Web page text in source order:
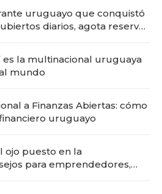
uruguayo que conquistó
diarios, agota reservas
es la multinacional uruguaya
mundo
a Finanzas Abiertas: cómo
uruguayo
ojo puesto en la
para emprendedores,